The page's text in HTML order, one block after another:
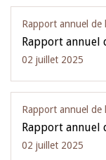
Rapport annuel de
Rapport annuel
02 juillet 2025
Rapport annuel de
Rapport annuel
02 juillet 2025